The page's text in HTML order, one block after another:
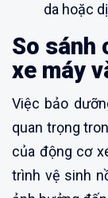
da hoặc
So sánh
xe máy
Việc bảo
quan trọng
của động cơ
trình vệ sinh